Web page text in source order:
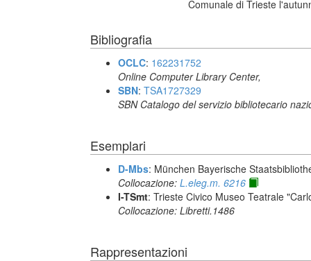
Comunale di Trieste
Bibliografia
OCLC: 162231752
Online Computer Library Center,
SBN: TSA1727329
SBN Catalogo del servizio bibliotecario
Esemplari
D-Mbs: München Bayerische
Collocazione: L.eleg.m. 6216
I-TSmt: Trieste Civico Museo Teatrale
Collocazione: Libretti.1486
Rappresentazioni